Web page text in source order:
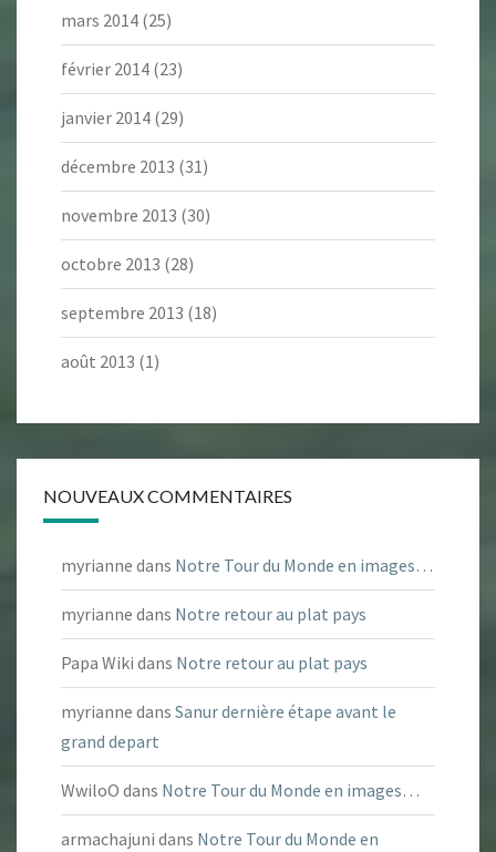
mars 2014 (25)
février 2014 (23)
janvier 2014 (29)
décembre 2013 (31)
novembre 2013 (30)
octobre 2013 (28)
septembre 2013 (18)
août 2013 (1)
NOUVEAUX COMMENTAIRES
myrianne dans Notre Tour du Monde en images…
myrianne dans Notre retour au plat pays
Papa Wiki dans Notre retour au plat pays
myrianne dans Sanur dernière étape avant le
grand depart
WwiloO dans Notre Tour du Monde en images…
armachajuni dans Notre Tour du Monde en